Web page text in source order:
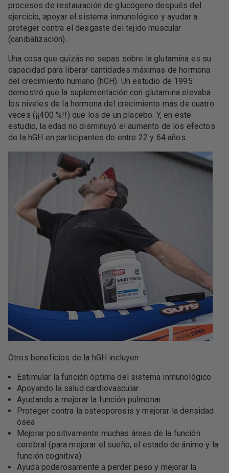
procesos de restauración de glucógeno después del
ejercicio, apoyar el sistema inmunológico y ayudar a
proteger contra el desgaste del tejido muscular
(canibalización).
Una cosa que quizás no sepas sobre la glutamina es su
capacidad para liberar cantidades máximas de hormona
del crecimiento humano (hGH). Un estudio de 1995
demostró que la suplementación con glutamina elevaba
los niveles de la hormona del crecimiento más de cuatro
veces (¡¡400 %!!) que los de un placebo. Y, en este
estudio, la edad no disminuyó el aumento de los efectos
de la hGH en participantes de entre 22 y 64 años.
Otros beneficios de la hGH incluyen:
Estimular la función óptima del sistema inmunológico
Apoyando la salud cardiovascular
Ayudando a mejorar la función pulmonar
Proteger contra la osteoporosis y mejorar la densidad
ósea
Mejorar positivamente muchas áreas de la función
cerebral (para mejorar el sueño, el estado de ánimo y la
función cognitiva)
Ayuda poderosamente a perder peso y mejorar la